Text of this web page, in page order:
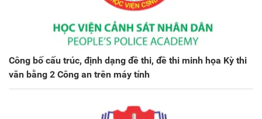
Công bố cấu trúc, định dạng đề thi, đề thi minh họa Kỳ thi
văn bằng 2 Công an trên máy tính